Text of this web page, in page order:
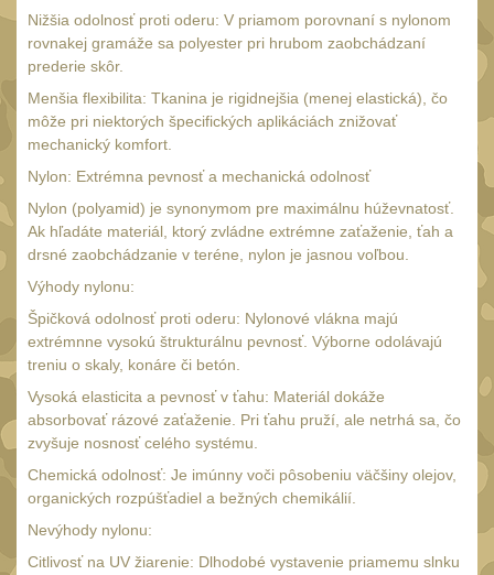
AK47 10
.2210
.223 (5.56mm)
.243 .260 (6.5mm)7
.30 .308 (7.62mm)
12GA, 20GA14
.44 .4512
.357 .38 (9mm)
1911 9
Náradie a nástroje 34
AR15
AK479
.22
Nižšia odolnosť proti oderu: V priamom porovnaní s nylonom
rovnakej gramáže sa polyester pri hrubom zaobchádzaní
prederie skôr.
Menšia flexibilita: Tkanina je rigidnejšia (menej elastická), čo
môže pri niektorých špecifických aplikáciách znižovať
mechanický komfort.
Nylon: Extrémna pevnosť a mechanická odolnosť
Nylon (polyamid) je synonymom pre maximálnu húževnatosť.
Ak hľadáte materiál, ktorý zvládne extrémne zaťaženie, ťah a
drsné zaobchádzanie v teréne, nylon je jasnou voľbou.
Výhody nylonu:
Špičková odolnosť proti oderu: Nylonové vlákna majú
extrémnne vysokú štrukturálnu pevnosť. Výborne odolávajú
treniu o skaly, konáre či betón.
Vysoká elasticita a pevnosť v ťahu: Materiál dokáže
absorbovať rázové zaťaženie. Pri ťahu pruží, ale netrhá sa, čo
zvyšuje nosnosť celého systému.
Chemická odolnosť: Je imúnny voči pôsobeniu väčšiny olejov,
organických rozpúšťadiel a bežných chemikálií.
Nevýhody nylonu:
Citlivosť na UV žiarenie: Dlhodobé vystavenie priamemu slnku